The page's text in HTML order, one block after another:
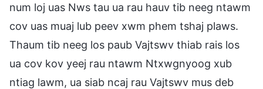
num loj uas Nws tau ua rau hauv tib neeg ntawm
cov uas muaj lub peev xwm phem tshaj plaws.
Thaum tib neeg los paub Vajtswv thiab rais los
ua cov kov yeej rau ntawm Ntxwgnyoog xub
ntiag lawm, ua siab ncaj rau Vajtswv mus deb